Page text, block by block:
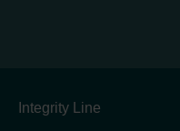
Integrity Line